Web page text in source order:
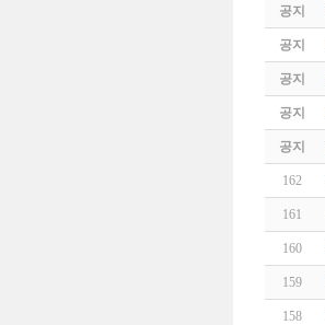
공지
공지
공지
공지
공지
162
161
160
159
158